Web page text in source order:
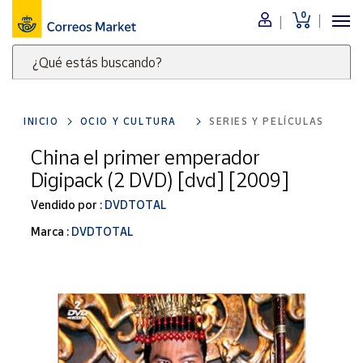
0
¿Qué estás buscando?
clave
para
buscar
productos
Correos
Menú
Nuestro
catálogo
Alimentación
Bebidas
Ocio y cultura
Juguetes y
Merchandising
y regalos
Tienda de
INICIO OCIO Y CULTURA SERIES Y PELÍCULAS
China el primer emperador
Digipack (2 DVD) [dvd] [2009]
Vendido por : DVDTOTAL
Marca : DVDTOTAL